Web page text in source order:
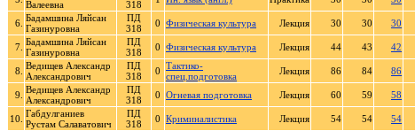
Валеевна
318
6. Бадамшина Ляйсан
Газинуровна
ПД
318
0 Физическая культура Лекция 30 30 30
7. Бадамшина Ляйсан
Газинуровна
ПД
318
0 Физическая культура Лекция 44 43 42
8. Ведищев Александр
Александрович
ПД
318
0 Тактико-
спец.подготовка
Лекция 86 84 86
9. Ведищев Александр
Александрович
ПД
318
0 Огневая подготовка Лекция 60 59 58
10. Габдулганиев
Рустам Салаватович
ПД
318
0 Криминалистика Лекция 54 54 54